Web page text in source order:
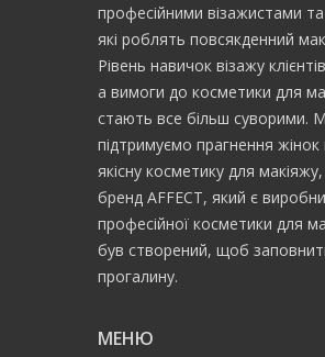
професійними візажистами
які роблять повсякденний
Рівень навичок візажу
а вимоги до косметики для
стають все більш суворими.
підтримуємо прагнення
якісну косметику для
бренд AFFECT, який є
професійної косметики для
був створений, щоб
прогалину.
МЕНЮ